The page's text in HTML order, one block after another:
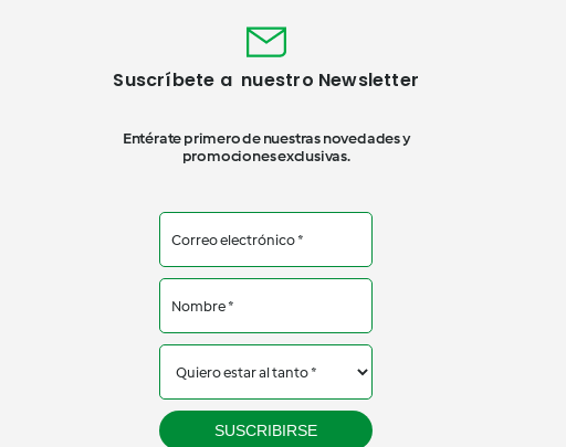
Suscríbete a nuestro Newsletter
Entérate primero de nuestras novedades y
promociones exclusivas.
SUSCRIBIRSE